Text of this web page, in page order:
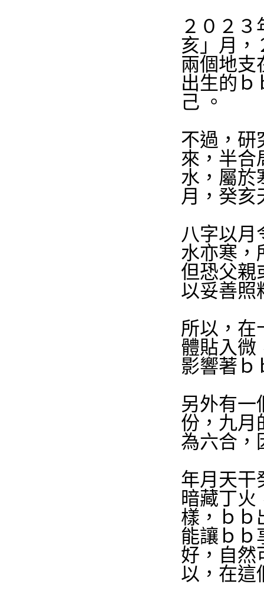
２０２
亥」月，
兩個地支
出生的ｂ
己 。
不過，研
來，半合
水，屬於
月，癸亥
八字以月
水亦寒，
但恐父親
以妥善照
所以，在
體貼入微
影響著ｂ
另外有
份，九月
為六合，
年月天干
暗藏丁火
樣，ｂｂ
能讓ｂｂ
好，自然
以，在這